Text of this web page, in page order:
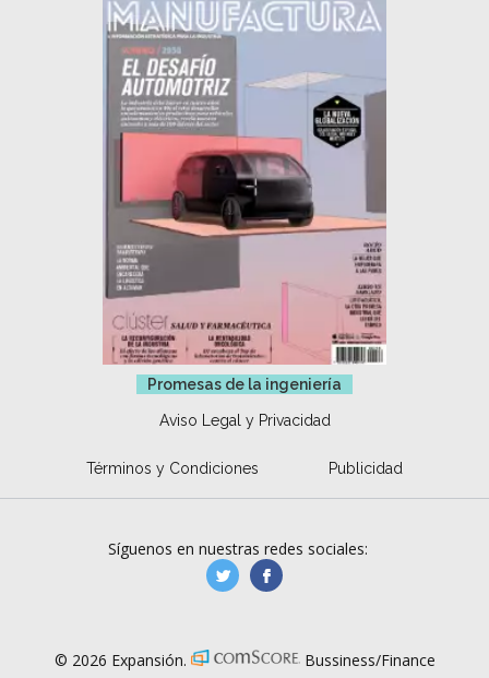
Promesas de la ingeniería
Aviso Legal y Privacidad
Términos y Condiciones Publicidad
Síguenos en nuestras redes sociales:
manufacturaGE
© 2026 Expansión. Bussiness/Finance